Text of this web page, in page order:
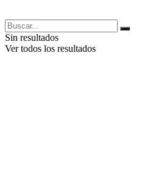
Sin resultados
Ver todos los resultados